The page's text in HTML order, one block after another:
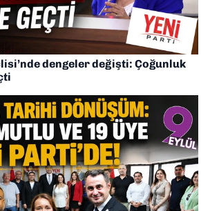
dengeler değişti: Çoğunluk